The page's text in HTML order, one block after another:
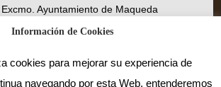
Ayuntamiento de Maqueda
Información de Cookies
cookies para mejorar su experiencia de
navegando por esta Web, entenderemos